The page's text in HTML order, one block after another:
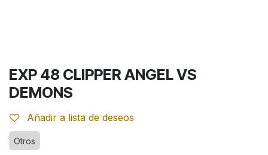
EXP 48 CLIPPER ANGEL VS
DEMONS
Añadir a lista de deseos
Otros